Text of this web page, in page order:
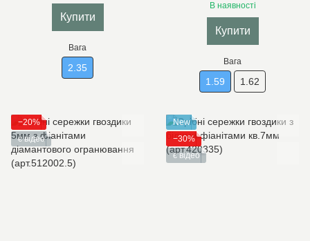
Купити
Вага
2.35
В наявності
Купити
Вага
1.59 1.62
−20%
є відео
New
−30%
є відео